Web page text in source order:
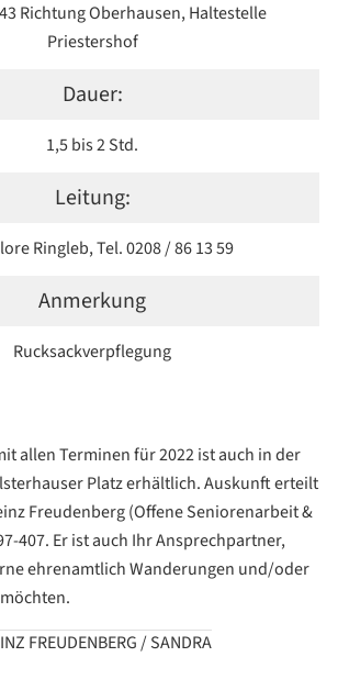
Richtung Oberhausen, Haltestelle
Priestershof
Dauer:
1,5 bis 2 Std.
Leitung:
Ringleb, Tel. 0208 / 86 13 59
Anmerkung
Rucksackverpflegung
allen Terminen für 2022 ist auch in der
Platz erhältlich. Auskunft erteilt
Freudenberg (Offene Seniorenarbeit &
407. Er ist auch Ihr Ansprechpartner,
ehrenamtlich Wanderungen und/oder
FREUDENBERG / SANDRA